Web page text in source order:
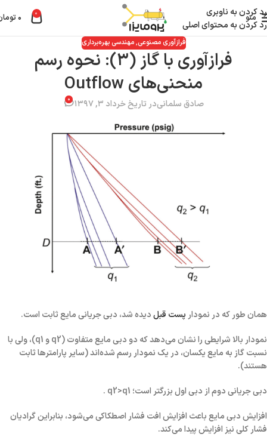
رد کردن به ناوبری
رد کردن به محتوای اصلی
منو 0 ۰
فرازآوری مصنوعی,مهندسی بهره‌برداری
فرازآوری با گاز (۳): نحوه رسم
منحنی‌های Outflow
صادق سلمانیدر تاریخ خرداد ۳, ۱۳۹۷ ۰
همان طور که در نمودارپست قبلدیده شد، دبی جریانی مایعثابت است.
نمودار بالا شرایطی را نشان می‌دهد که دو دبی مایع متفاوت (q2 و q1)، ولی با
نسبت گاز به مایع یکسان، در یک نمودار رسم شده‌اند (سایر پارامترها ثابت
هستند).
دبی جریانی دوم از دبی اول بزرگتر است؛ q2>q1 .
افزایش دبی مایع باعث افزایش افت فشار اصطکاکی می‌شود، بنابراین گرادیان
فشار کلی نیز افزایش پیدا می‌کند.